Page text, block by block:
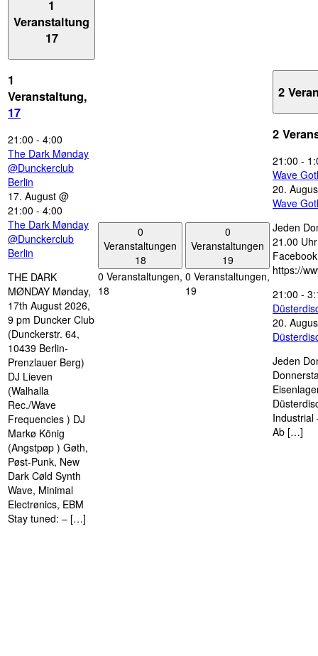
1
Veranstaltung
17
1
Veranstaltung,
17
21:00 - 4:00
The Dark Mønday
@Dunckerclub
Berlin
17. August @
21:00 - 4:00
The Dark Mønday
@Dunckerclub
Berlin
THE DARK
MØNDAY Mønday,
17th August 2026,
9 pm Duncker Club
(Dunckerstr. 64,
10439 Berlin-
Prenzlauer Berg)
DJ Lieven
(Walhalla
Rec./Wave
Frequencies ) DJ
Markø König
(Angstpøp ) Gøth,
Pøst-Punk, New
Dark Cøld Synth
Wave, Minimal
Electrønics, EBM
Stay tuned: – […]
0
Veranstaltungen
18
0 Veranstaltungen,
18
0
Veranstaltungen
19
0 Veranstaltungen,
19
2
2
21:00 -
Wave
20.
Wave
Jeden
21.00
https://
21:00 -
20.
Jeden
Industrial
Ab […]